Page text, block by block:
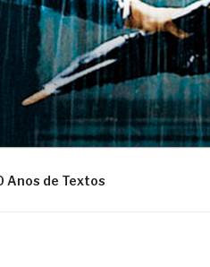
Anos de Textos